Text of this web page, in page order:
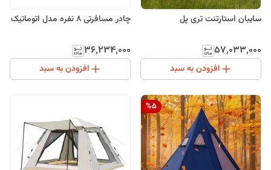
سایبان استارتنت تری پل
۵۷٬۰۳۳٬۰۰۰
افزودن به سبد
چادر مسافرتی 8 نفره مدل اتوماتیک
۳۶٬۲۳۴٬۰۰۰
افزودن به سبد
%5